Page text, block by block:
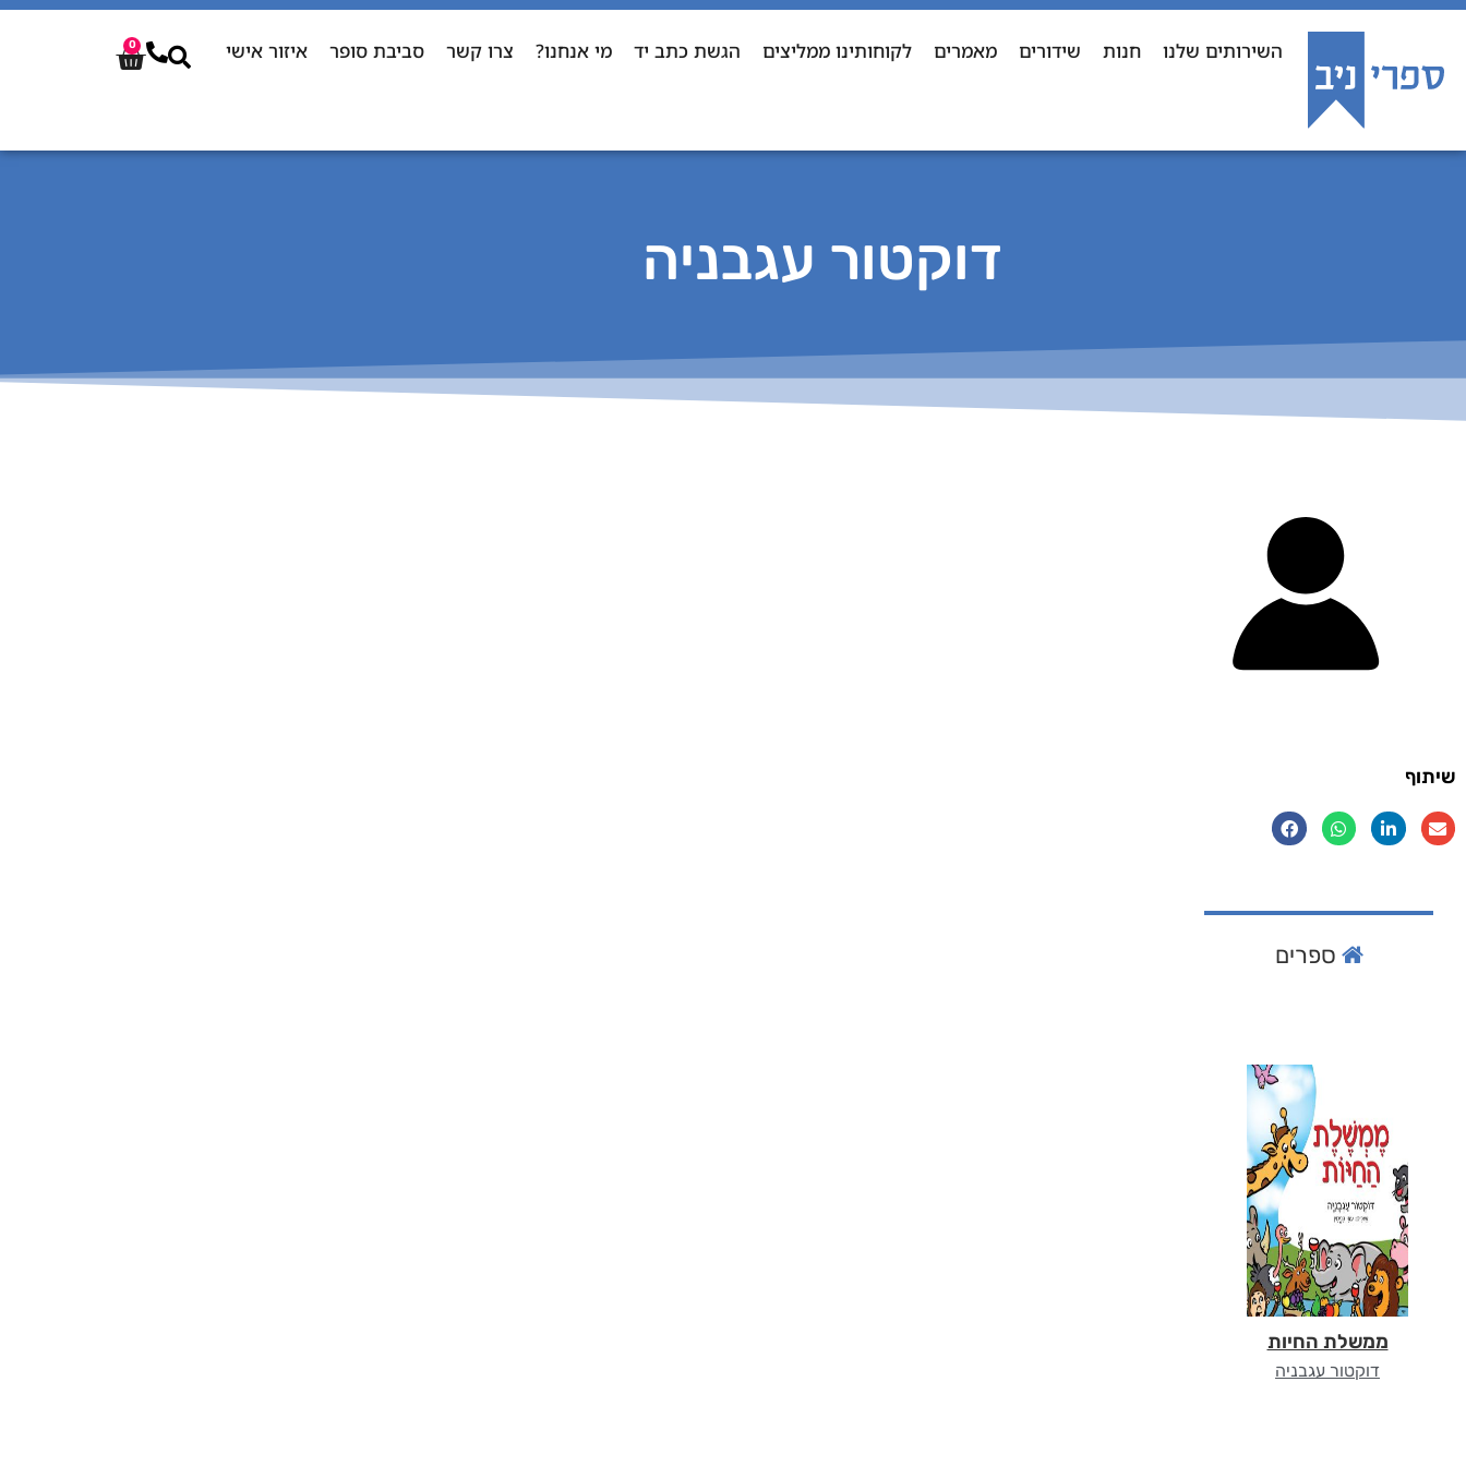
השירותים שלנו חנות שידורים מאמרים לקוחותינו ממליצים הגשת כתב יד מי אנחנו? צרו קשר סביבת סופר איזור אישי 0
דוקטור עגבניה
שיתוף
ספרים
ממשלת החיות
דוקטור עגבניה